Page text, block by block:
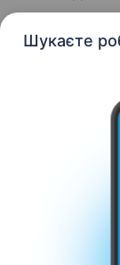
Шукаєте